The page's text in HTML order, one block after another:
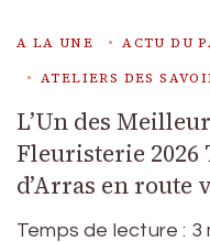
A LA UNE ACTU DU
ATELIERS DES
L’Un des
Fleuristerie
d’Arras en route
Temps de lecture : 3